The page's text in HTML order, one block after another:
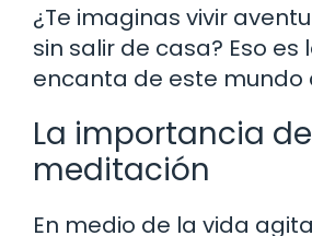
¿Te imaginas vivir
sin salir de casa? Eso es
encanta de este mundo
La importancia
meditación
En medio de la vida